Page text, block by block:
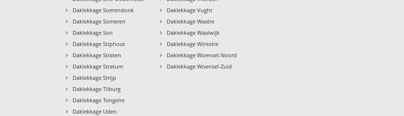
› Daklekkage Soerendonk
› Daklekkage Someren
› Daklekkage Son
› Daklekkage Stiphout
› Daklekkage Straten
› Daklekkage Stratum
› Daklekkage Strijp
› Daklekkage Tilburg
› Daklekkage Tongelre
› Daklekkage Uden
› Daklekkage Vught
› Daklekkage Waalre
› Daklekkage Waalwijk
› Daklekkage Wintelre
› Daklekkage Woensel-Noord
› Daklekkage Woensel-Zuid